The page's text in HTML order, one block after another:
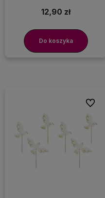
12,90 zł
Do koszyka
Do